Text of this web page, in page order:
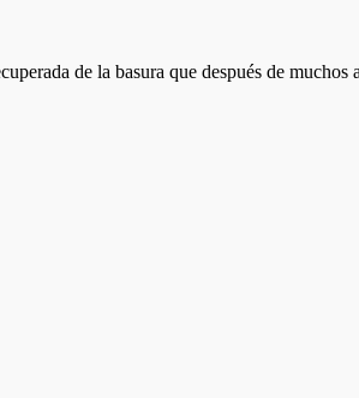
de la basura que después de